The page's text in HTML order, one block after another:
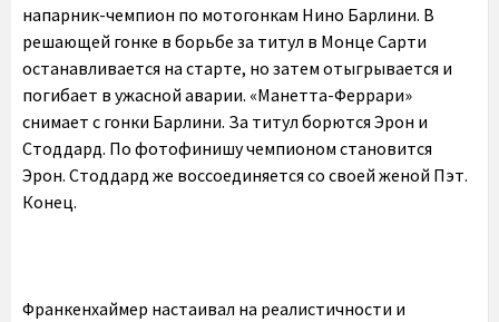
напарник-чемпион по мотогонкам Нино Барлини. В
решающей гонке в борьбе за титул в Монце Сарти
останавливается на старте, но затем отыгрывается и
погибает в ужасной аварии. «Манетта-Феррари»
снимает с гонки Барлини. За титул борются Эрон и
Стоддард. По фотофинишу чемпионом становится
Эрон. Стоддард же воссоединяется со своей женой Пэт.
Конец.
Франкенхаймер настаивал на реалистичности и